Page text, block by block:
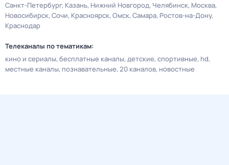
Санкт-Петербург Казань Нижний Новгород Челябинск Москва
Новосибирск Сочи Красноярск Омск Самара Ростов-на-Дону
Краснодар
Телеканалы по тематикам:
кино и сериалы бесплатные каналы детские спортивные hd
местные каналы познавательные 20 каналов новостные